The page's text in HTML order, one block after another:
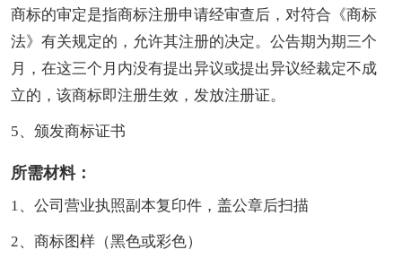
商标的审定是指商标注册申请经审查后，对符合《商标
法》有关规定的，允许其注册的决定。公告期为期三个
月，在这三个月内没有提出异议或提出异议经裁定不成
立的，该商标即注册生效，发放注册证。
5、颁发商标证书
所需材料：
1、公司营业执照副本复印件，盖公章后扫描
2、商标图样（黑色或彩色）